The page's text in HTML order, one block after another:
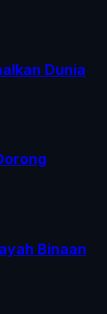
Dunia
Binaan